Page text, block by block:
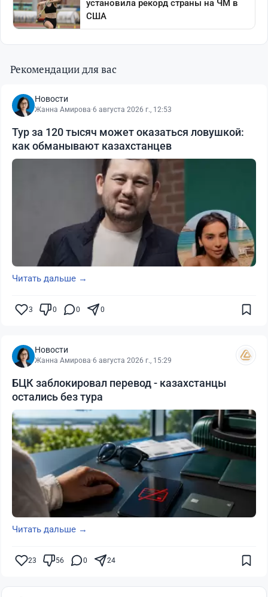
Рекомендации для вас
Новости
Жанна Амирова·6 августа 2026 г., 12:53
Тур за 120 тысяч может оказаться ловушкой:
как обманывают казахстанцев
Читать дальше →
3 0 0 0
Новости
Жанна Амирова·6 августа 2026 г., 15:29
БЦК заблокировал перевод - казахстанцы
остались без тура
Читать дальше →
23 56 0 24